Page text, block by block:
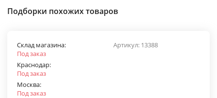
Подборки похожих товаров
Артикул: 13388
Склад магазина:
Под заказ
Краснодар:
Под заказ
Москва:
Под заказ